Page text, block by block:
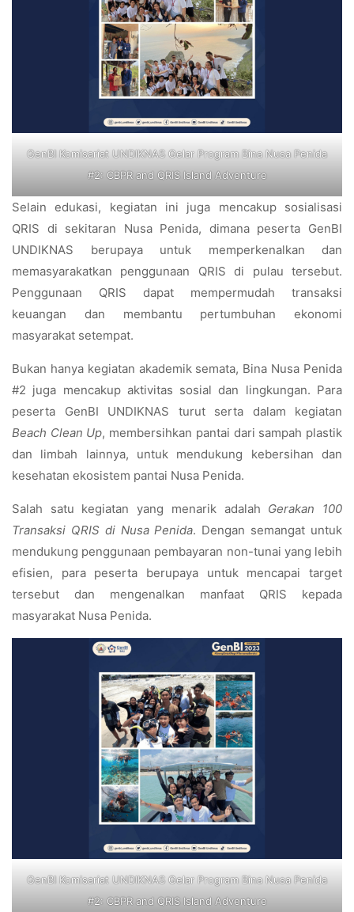
GenBI Komisariat UNDIKNAS Gelar Program Bina Nusa Penida
#2: CBPR and QRIS Island Adventure
Selain edukasi, kegiatan ini juga mencakup sosialisasi
QRIS di sekitaran Nusa Penida, dimana peserta GenBI
UNDIKNAS berupaya untuk memperkenalkan dan
memasyarakatkan penggunaan QRIS di pulau tersebut.
Penggunaan QRIS dapat mempermudah transaksi
keuangan dan membantu pertumbuhan ekonomi
masyarakat setempat.
Bukan hanya kegiatan akademik semata, Bina Nusa Penida
#2 juga mencakup aktivitas sosial dan lingkungan. Para
peserta GenBI UNDIKNAS turut serta dalam kegiatan
Beach Clean Up, membersihkan pantai dari sampah plastik
dan limbah lainnya, untuk mendukung kebersihan dan
kesehatan ekosistem pantai Nusa Penida.
Salah satu kegiatan yang menarik adalah Gerakan 100
Transaksi QRIS di Nusa Penida. Dengan semangat untuk
mendukung penggunaan pembayaran non-tunai yang lebih
efisien, para peserta berupaya untuk mencapai target
tersebut dan mengenalkan manfaat QRIS kepada
masyarakat Nusa Penida.
GenBI Komisariat UNDIKNAS Gelar Program Bina Nusa Penida
#2: CBPR and QRIS Island Adventure